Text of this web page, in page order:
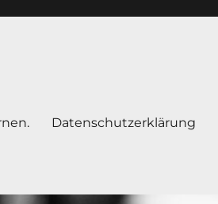
Datenschutzerklärung